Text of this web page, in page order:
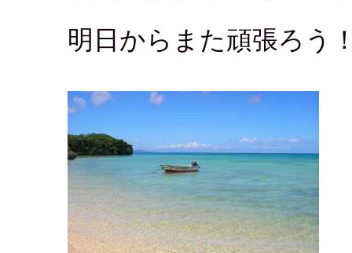
明日からまた頑張ろう